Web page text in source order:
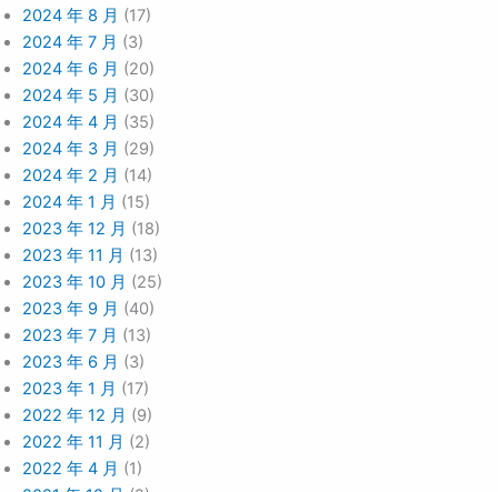
2024 年 8 月 (17)
2024 年 7 月 (3)
2024 年 6 月 (20)
2024 年 5 月 (30)
2024 年 4 月 (35)
2024 年 3 月 (29)
2024 年 2 月 (14)
2024 年 1 月 (15)
2023 年 12 月 (18)
2023 年 11 月 (13)
2023 年 10 月 (25)
2023 年 9 月 (40)
2023 年 7 月 (13)
2023 年 6 月 (3)
2023 年 1 月 (17)
2022 年 12 月 (9)
2022 年 11 月 (2)
2022 年 4 月 (1)